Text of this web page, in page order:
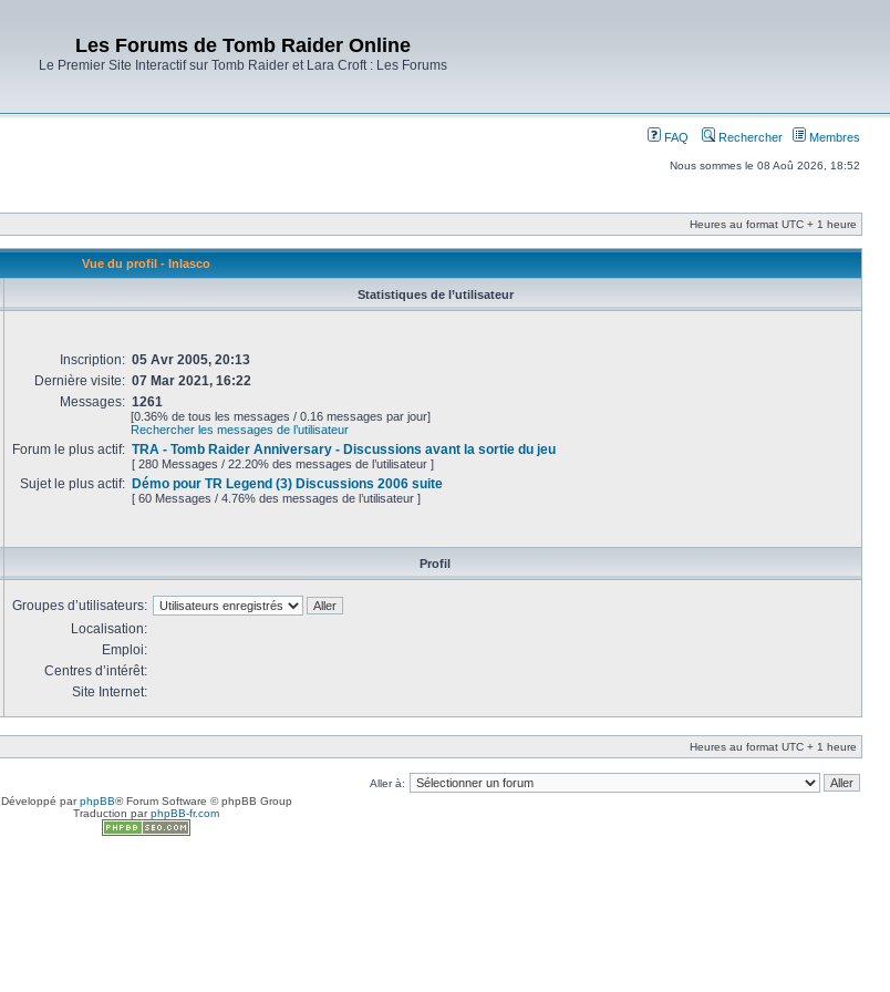
Les Forums de Tomb Raider Online
Le Premier Site Interactif sur Tomb Raider et Lara Croft : Les Forums
FAQ Rechercher Membres
Nous sommes le 08 Aoû 2026, 18:52
Heures au format UTC + 1 heure
Vue du profil - Inlasco
Statistiques de l’utilisateur
Inscription: 05 Avr 2005, 20:13
Dernière visite: 07 Mar 2021, 16:22
Messages: 1261
[0.36% de tous les messages / 0.16 messages par jour]
Rechercher les messages de l’utilisateur
Forum le plus actif: TRA - Tomb Raider Anniversary - Discussions avant la sortie du jeu
[ 280 Messages / 22.20% des messages de l’utilisateur ]
Sujet le plus actif: Démo pour TR Legend (3) Discussions 2006 suite
[ 60 Messages / 4.76% des messages de l’utilisateur ]
Profil
Groupes d’utilisateurs:
Localisation:
Emploi:
Centres d’intérêt:
Site Internet:
Heures au format UTC + 1 heure
Aller à:
Développé parphpBB® Forum Software © phpBB Group
Traduction parphpBB-fr.com